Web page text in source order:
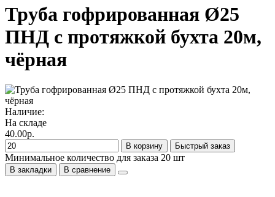
Труба гофрированная Ø25
ПНД с протяжкой бухта 20м,
чёрная
Наличие:
На складе
40.00р.
В корзину Быстрый заказ
Минимальное количество для заказа 20 шт
В закладки В сравнение